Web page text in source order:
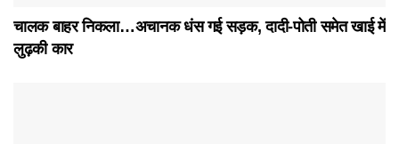
चालक बाहर निकला…अचानक धंस गई सड़क, दादी-पोती समेत खाई में
लुढ़की कार